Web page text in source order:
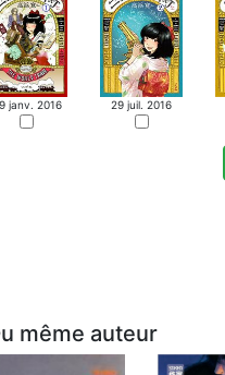
janv. 2016 29 juil. 2016
même auteur